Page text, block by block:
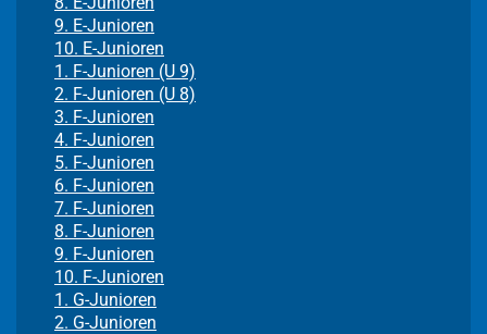
9. E-Junioren
10. E-Junioren
1. F-Junioren (U 9)
2. F-Junioren (U 8)
3. F-Junioren
4. F-Junioren
5. F-Junioren
6. F-Junioren
7. F-Junioren
8. F-Junioren
9. F-Junioren
10. F-Junioren
1. G-Junioren
2. G-Junioren